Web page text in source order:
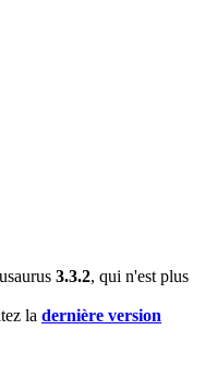
3.3.2, qui n'est plus
la dernière version